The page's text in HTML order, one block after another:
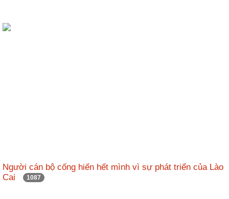
Người cán bộ cống hiến hết mình vì sự phát triển của Lào
Cai
1087